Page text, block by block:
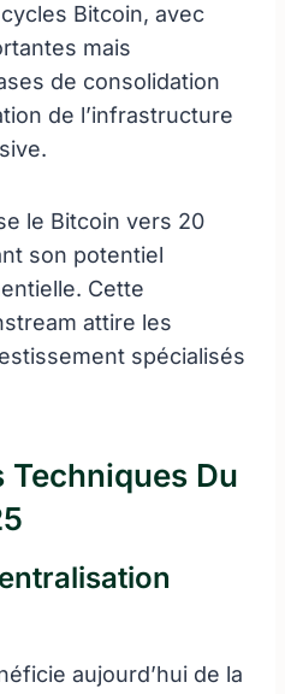
Bitcoin, avec
mais
de consolidation
de l’infrastructure
le Bitcoin vers 20
son potentiel
Cette
attire les
spécialisés
Techniques Du
aujourd’hui de la